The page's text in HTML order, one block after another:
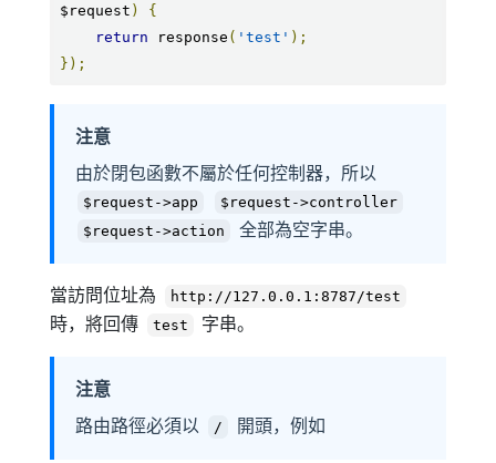
$request )
{
return response ( 'test' );
});
注意
由於閉包函數不屬於任何控制器，所以
$request->app
$request->controller
$request->action
全部為空字串。
當訪問位址為 http://127.0.0.1:8787/test
時，將回傳 test 字串。
注意
路由路徑必須以
/ 開頭，例如